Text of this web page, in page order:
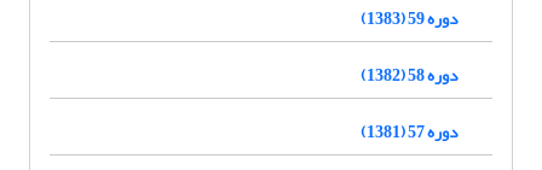
دوره 59 (1383)
دوره 58 (1382)
دوره 57 (1381)